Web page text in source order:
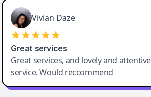
Vivian Daze
Great services
Great services, and lovely and
service. Would reccommend